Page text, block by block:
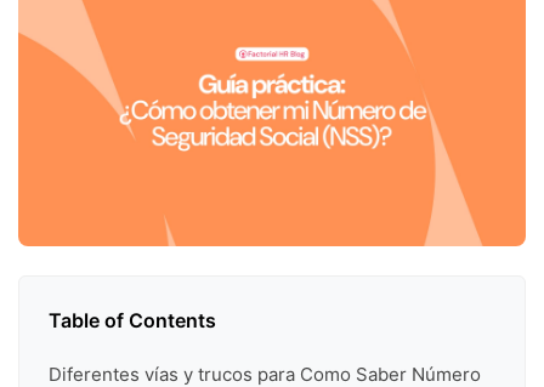
Table of Contents
Diferentes vías y trucos para Como Saber Número